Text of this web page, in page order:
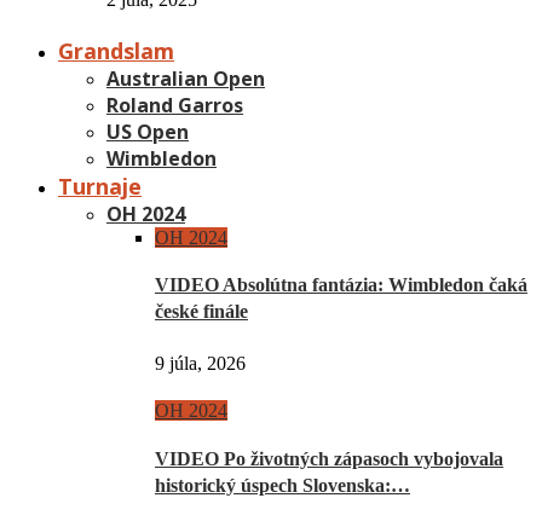
Grandslam
Australian Open
Roland Garros
US Open
Wimbledon
Turnaje
OH 2024
OH 2024
VIDEO Absolútna fantázia: Wimbledon čaká
české finále
9 júla, 2026
OH 2024
VIDEO Po životných zápasoch vybojovala
historický úspech Slovenska:…